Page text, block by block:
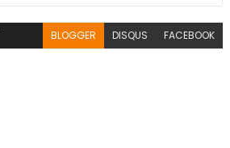
BLOGGER DISQUS FACEBOOK